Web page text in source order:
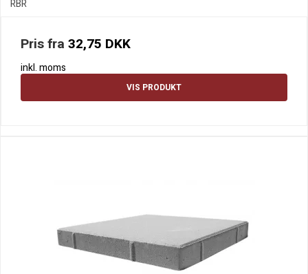
RBR
Pris fra 32,75 DKK
inkl. moms
VIS PRODUKT